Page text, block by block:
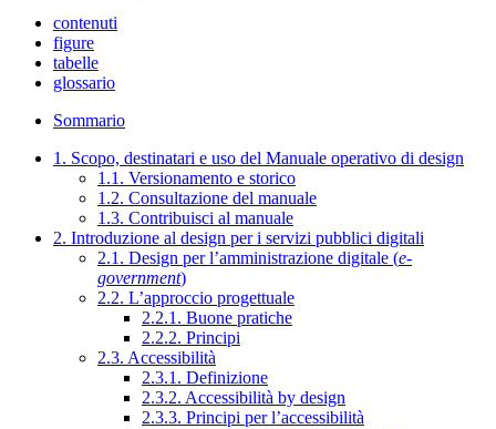
contenuti
figure
tabelle
glossario
Sommario
1. Scopo, destinatari e uso del Manuale operativo di design
1.1. Versionamento e storico
1.2. Consultazione del manuale
1.3. Contribuisci al manuale
2. Introduzione al design per i servizi pubblici digitali
2.1. Design per l’amministrazione digitale (e-
government)
2.2. L’approccio progettuale
2.2.1. Buone pratiche
2.2.2. Principi
2.3. Accessibilità
2.3.1. Definizione
2.3.2. Accessibilità by design
2.3.3. Principi per l’accessibilità